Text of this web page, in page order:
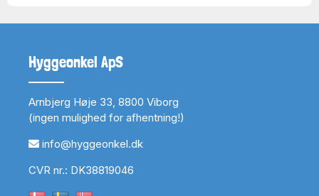
Hyggeonkel ApS
Arnbjerg Høje 33, 8800 Viborg
(ingen mulighed for afhentning!)
info@hyggeonkel.dk
CVR nr.: DK38819046